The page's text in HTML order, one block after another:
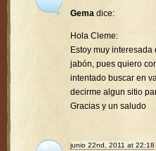
Gema dice:
Hola Cleme:
Estoy muy
jabón, pues quiero
intentado buscar en
decirme algun sitio
Gracias y un saludo
junio 22nd, 2011 at 22:18